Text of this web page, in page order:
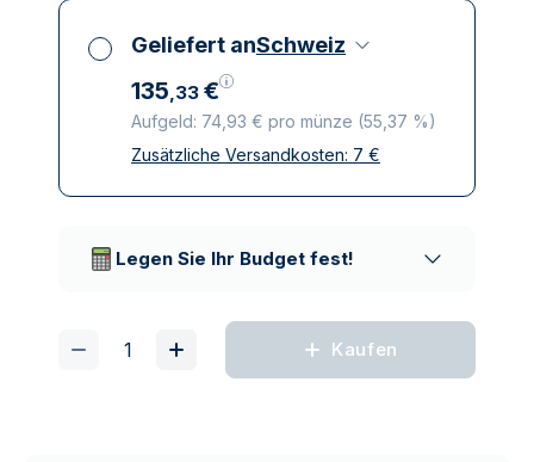
Geliefert anSchweiz
135,33 €
Aufgeld: 74,93 € pro münze (55,37 %)
Alle Steuern inbegriffen
Zusätzliche Versandkosten: 7 €
Legen Sie Ihr Budget fest!
Kaufen